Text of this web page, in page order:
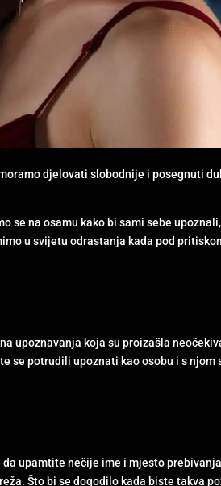
djelovati slobodnije i posegnuti
se na osamu kako bi sami sebe
u svijetu odrastanja kada pod
upoznavanja koja su proizašla
se potrudili upoznati kao osobu i s
da upamtite nečije ime i mjesto
Što bi se dogodilo kada biste takva